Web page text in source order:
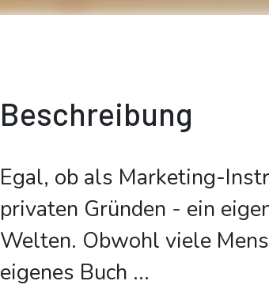
Beschreibung
Egal, ob als Marketing-
privaten Gründen - ein
Welten. Obwohl viele
eigenes Buch ...